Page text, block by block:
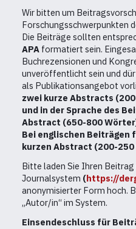
Wir bitten um
Forschungsschwerpunkten
Die Beiträge sollten
APA formatiert sein.
Buchrezensionen und
unveröffentlicht sein und
als Publikationsangebot
zwei kurze Abstracts
und in der Sprache des
Abstract (650-800
Bei englischen Beiträgen
kurzen Abstract (200-
Bitte laden Sie Ihren Beitrag
Journalsystem (https://
anonymisierter Form hoch.
„Autor/in“ im System.
Einsendeschluss für